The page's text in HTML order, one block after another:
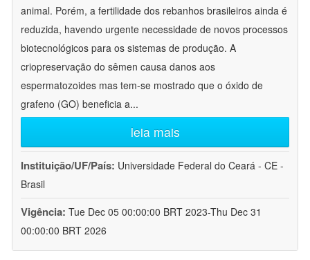
animal. Porém, a fertilidade dos rebanhos brasileiros ainda é
reduzida, havendo urgente necessidade de novos processos
biotecnológicos para os sistemas de produção. A
criopreservação do sêmen causa danos aos
espermatozoides mas tem-se mostrado que o óxido de
grafeno (GO) beneficia a...
leia mais
Instituição/UF/País: Universidade Federal do Ceará - CE -
Brasil
Vigência: Tue Dec 05 00:00:00 BRT 2023-Thu Dec 31
00:00:00 BRT 2026